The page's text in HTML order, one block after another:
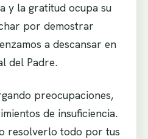
y la gratitud ocupa su
por demostrar
a descansar en
del Padre.
preocupaciones,
de insuficiencia.
resolverlo todo por tus